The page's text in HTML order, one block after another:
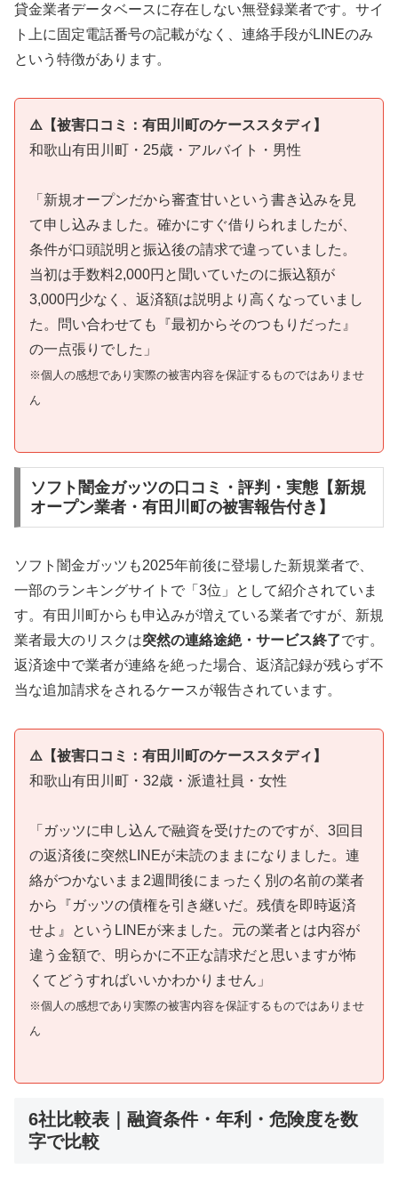
貸金業者データベースに存在しない無登録業者です。サイ
ト上に固定電話番号の記載がなく、連絡手段がLINEのみ
という特徴があります。
⚠️【被害口コミ：有田川町のケーススタディ】
和歌山有田川町・25歳・アルバイト・男性
「新規オープンだから審査甘いという書き込みを見
て申し込みました。確かにすぐ借りられましたが、
条件が口頭説明と振込後の請求で違っていました。
当初は手数料2,000円と聞いていたのに振込額が
3,000円少なく、返済額は説明より高くなっていまし
た。問い合わせても『最初からそのつもりだった』
の一点張りでした」
※個人の感想であり実際の被害内容を保証するものではありませ
ん
ソフト闇金ガッツの口コミ・評判・実態【新規
オープン業者・有田川町の被害報告付き】
ソフト闇金ガッツも2025年前後に登場した新規業者で、
一部のランキングサイトで「3位」として紹介されていま
す。有田川町からも申込みが増えている業者ですが、新規
業者最大のリスクは突然の連絡途絶・サービス終了です。
返済途中で業者が連絡を絶った場合、返済記録が残らず不
当な追加請求をされるケースが報告されています。
⚠️【被害口コミ：有田川町のケーススタディ】
和歌山有田川町・32歳・派遣社員・女性
「ガッツに申し込んで融資を受けたのですが、3回目
の返済後に突然LINEが未読のままになりました。連
絡がつかないまま2週間後にまったく別の名前の業者
から『ガッツの債権を引き継いだ。残債を即時返済
せよ』というLINEが来ました。元の業者とは内容が
違う金額で、明らかに不正な請求だと思いますが怖
くてどうすればいいかわかりません」
※個人の感想であり実際の被害内容を保証するものではありませ
ん
6社比較表｜融資条件・年利・危険度を数
字で比較